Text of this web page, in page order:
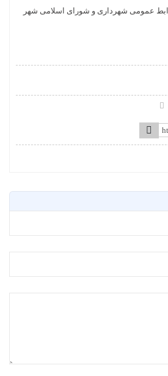
و شورای اسلامی شهر